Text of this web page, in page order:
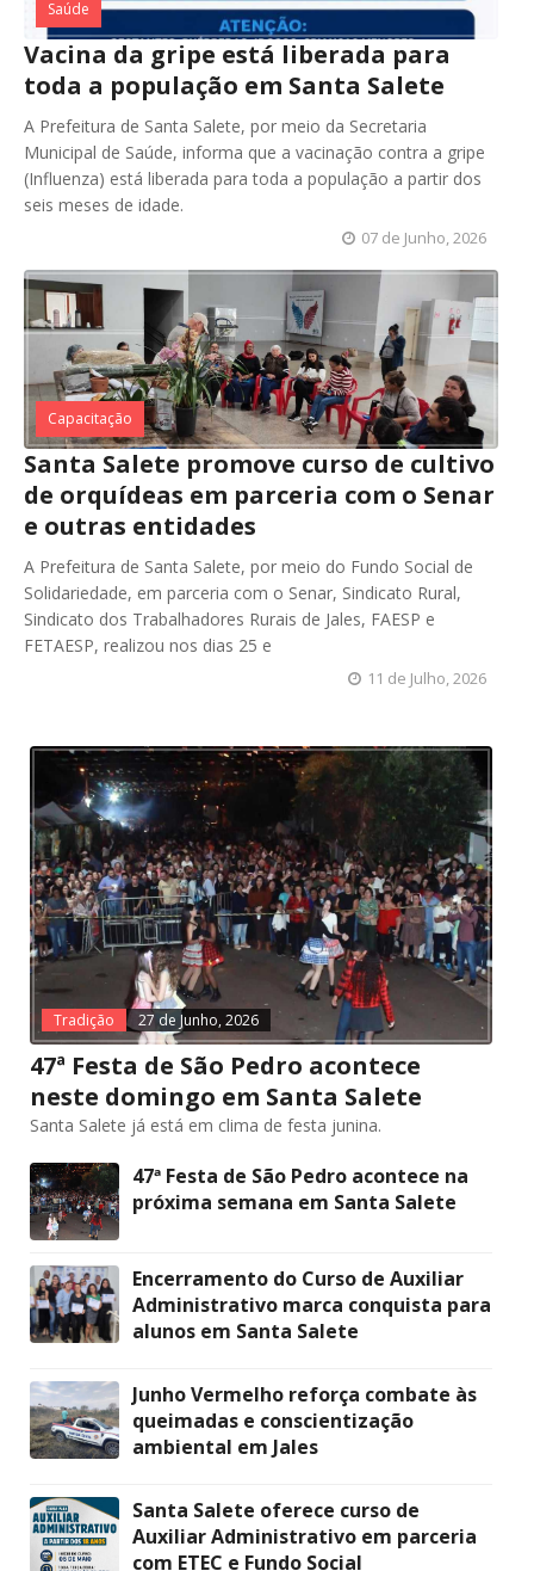
Saúde
Vacina da gripe está liberada para
toda a população em Santa Salete
A Prefeitura de Santa Salete, por meio da Secretaria
Municipal de Saúde, informa que a vacinação contra a gripe
(Influenza) está liberada para toda a população a partir dos
seis meses de idade.
07 de Junho, 2026
Capacitação
Santa Salete promove curso de cultivo
de orquídeas em parceria com o Senar
e outras entidades
A Prefeitura de Santa Salete, por meio do Fundo Social de
Solidariedade, em parceria com o Senar, Sindicato Rural,
Sindicato dos Trabalhadores Rurais de Jales, FAESP e
FETAESP, realizou nos dias 25 e
11 de Julho, 2026
Tradição 27 de Junho, 2026
47ª Festa de São Pedro acontece
neste domingo em Santa Salete
Santa Salete já está em clima de festa junina.
47ª Festa de São Pedro acontece na
próxima semana em Santa Salete
Encerramento do Curso de Auxiliar
Administrativo marca conquista para
alunos em Santa Salete
Junho Vermelho reforça combate às
queimadas e conscientização
ambiental em Jales
Santa Salete oferece curso de
Auxiliar Administrativo em parceria
com ETEC e Fundo Social